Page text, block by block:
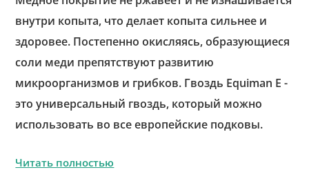
внутри копыта, что делает копыта сильнее и
здоровее. Постепенно окисляясь, образующиеся
соли меди препятствуют развитию
микроорганизмов и грибков. Гвоздь Equiman Е -
это универсальный гвоздь, который можно
использовать во все европейские подковы.
Читать полностью